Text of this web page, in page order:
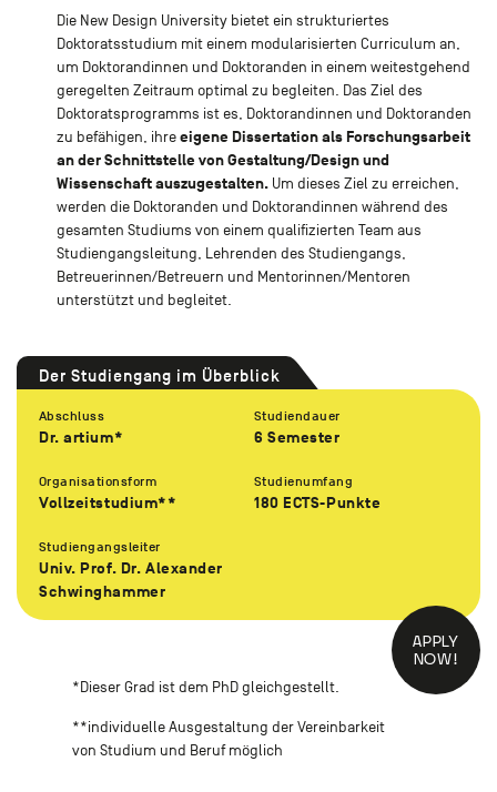
Die New Design University bietet ein strukturiertes
Doktoratsstudium mit einem modularisierten Curriculum an,
um Doktorandinnen und Doktoranden in einem weitestgehend
geregelten Zeitraum optimal zu begleiten. Das Ziel des
Doktoratsprogramms ist es, Doktorandinnen und Doktoranden
zu befähigen, ihre eigene Dissertation als Forschungsarbeit
an der Schnittstelle von Gestaltung/Design und
Wissenschaft auszugestalten.Um dieses Ziel zu erreichen,
werden die Doktoranden und Doktorandinnen während des
gesamten Studiums von einem qualifizierten Team aus
Studiengangsleitung, Lehrenden des Studiengangs,
Betreuerinnen/Betreuern und Mentorinnen/Mentoren
unterstützt und begleitet.
Der Studiengang im Überblick
Abschluss
Dr. artium*
Studiendauer
6 Semester
Organisationsform
Vollzeitstudium**
Studienumfang
180 ECTS-Punkte
Studiengangsleiter
Univ. Prof. Dr. Alexander
Schwinghammer
APPLY
NOW!
*Dieser Grad ist dem PhD gleichgestellt.
**individuelle Ausgestaltung der Vereinbarkeit
von Studium und Beruf möglich